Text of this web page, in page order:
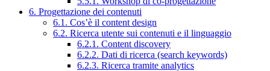
6. Progettazione dei contenuti
6.1. Cos’è il content design
6.2. Ricerca utente sui contenuti e il linguaggio
6.2.1. Content discovery
6.2.2. Dati di ricerca (search keywords)
6.2.3. Ricerca tramite analytics